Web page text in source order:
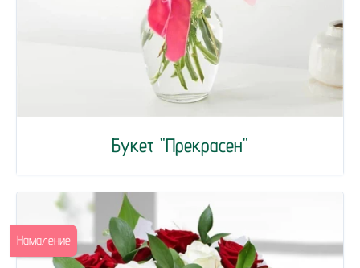
Букет "Прекрасен"
Намаление